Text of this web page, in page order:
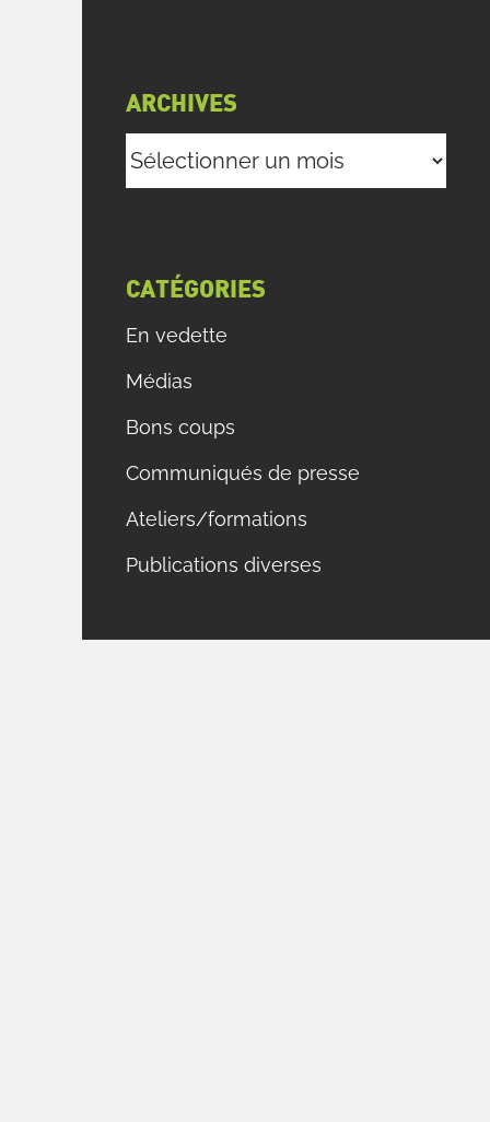
ARCHIVES
Archives
CATÉGORIES
En vedette
Médias
Bons coups
Communiqués de presse
Ateliers/formations
Publications diverses